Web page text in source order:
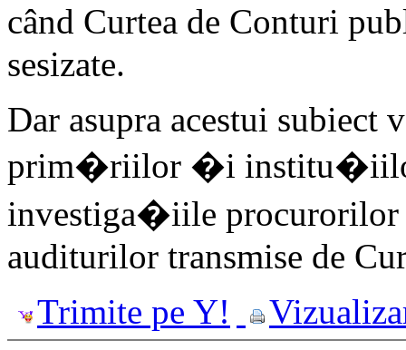
când Curtea de Conturi
sesizate.
Dar asupra acestui subiect
prim�riilor �i
investiga�iile procurorilor
auditurilor transmise de
Trimite pe Y!